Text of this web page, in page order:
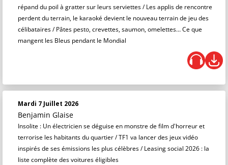
répand du poil à gratter sur leurs serviettes / Les applis de rencontre
perdent du terrain, le karaoké devient le nouveau terrain de jeu des
célibataires / Pâtes pesto, crevettes, saumon, omelettes… Ce que
mangent les Bleus pendant le Mondial
Mardi 7 Juillet 2026
Benjamin Glaise
Insolite : Un électricien se déguise en monstre de film d'horreur et
terrorise les habitants du quartier / TF1 va lancer des jeux vidéo
inspirés de ses émissions les plus célèbres / Leasing social 2026 : la
liste complète des voitures éligibles